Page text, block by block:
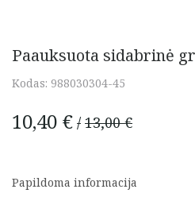
Paauksuota sidabrinė
Kodas: 988030304-45
13,00€
price
10,40 €
price
Papildoma informacija